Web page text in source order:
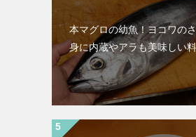
本マグロの幼魚！ヨコワの
身に内蔵やアラも美味しい料